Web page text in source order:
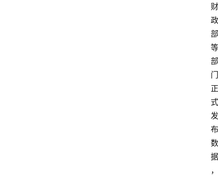
财
政
部
等
部
门
正
式
发
布
数
据
，